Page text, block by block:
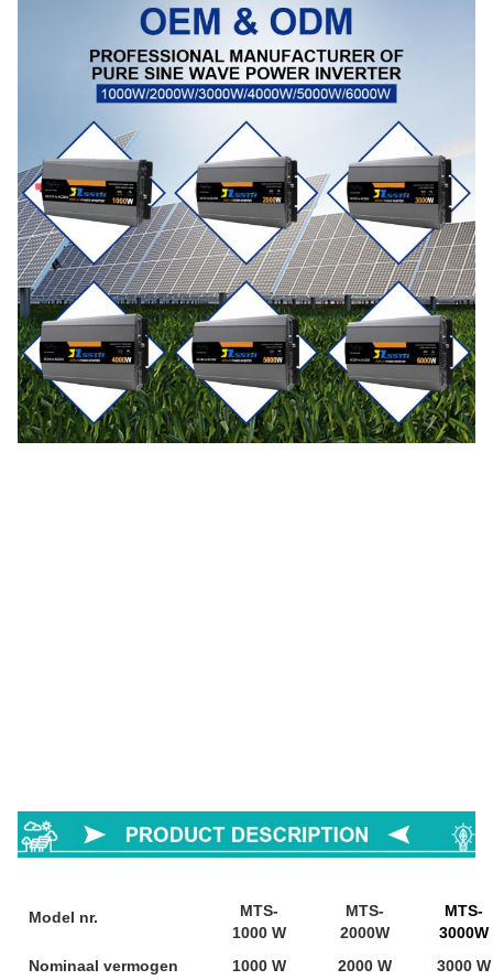
Model nr.
MTS-
1000 W
MTS-
2000W
MTS-
3000W
Nominaal vermogen
1000 W 2000 W 3000 W